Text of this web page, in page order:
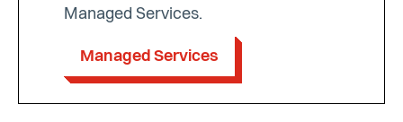
Managed Services.
Managed Services